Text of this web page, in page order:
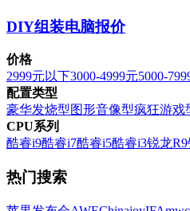
DIY组装电脑报价
价格
2999元以下3000-4999元5000-
配置类型
豪华发烧型图形音像型疯狂游戏
CPU系列
酷睿i9酷睿i7酷睿i5酷睿i3锐龙R9
热门搜索